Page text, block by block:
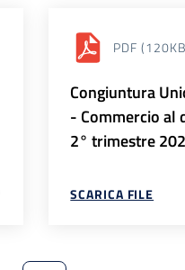
PDF
Congiuntura
- Commercio al
2° trimestre
SCARICA FILE